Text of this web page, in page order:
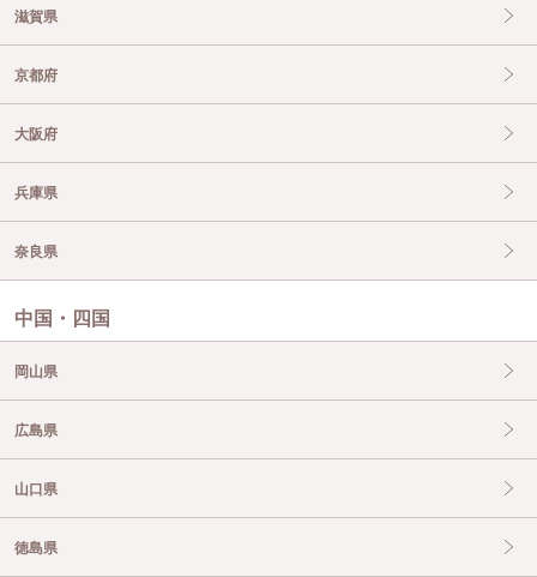
滋賀県
京都府
大阪府
兵庫県
奈良県
中国・四国
岡山県
広島県
山口県
徳島県